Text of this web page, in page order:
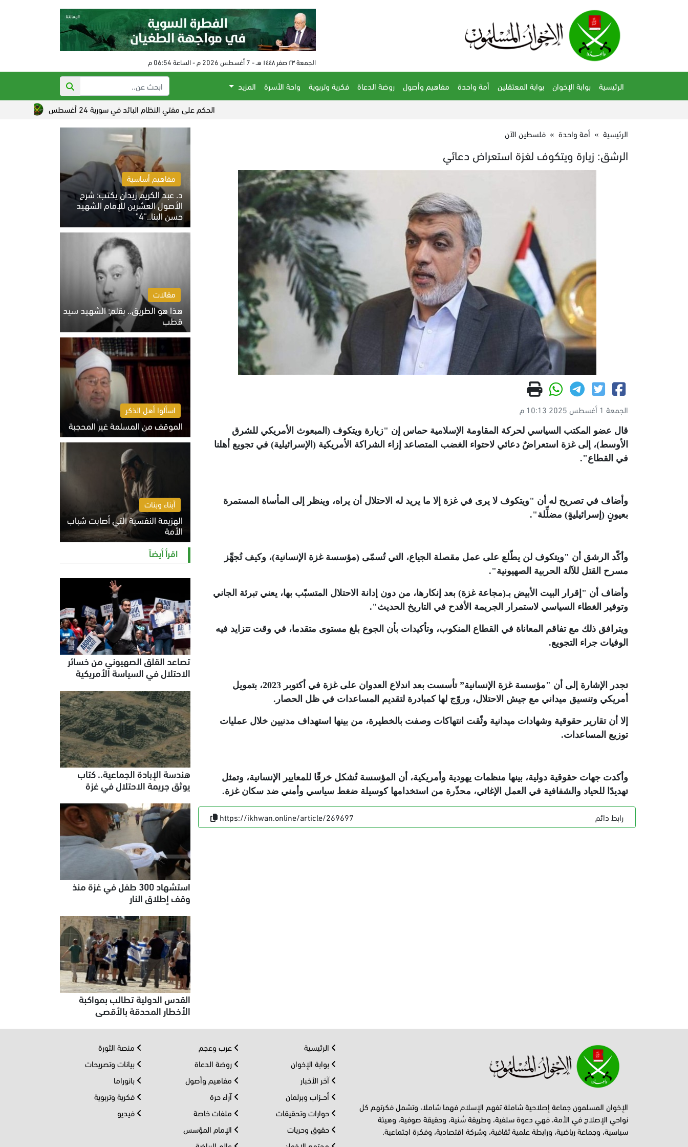
الجمعة ٢٣ صفر ١٤٤٨ هـ - 7 أغسطس 2026 م - الساعة 06:54 م
الرئيسية بوابة الإخوان بوابة المعتقلين أمة واحدة مفاهيم وأصول روضة الدعاة فكرية وتربوية واحة الأسرة
المزيد
الحكم على مفتي النظام البائد في سورية 24 أغسطس
تصاعد القلق
الرئيسية » أمة واحدة » فلسطين الآن
الرشق: زيارة ويتكوف لغزة استعراض دعائي
الجمعة 1 أغسطس 2025 10:13 م
قال عضو المكتب السياسي لحركة المقاومة الإسلامية حماس إن "زيارة ويتكوف (المبعوث الأمريكي للشرق
الأوسط)، إلى غزة استعراضٌ دعائي لاحتواء الغضب المتصاعد إزاء الشراكة الأمريكية (الإسرائيلية) في تجويع أهلنا
في القطاع".
وأضاف في تصريح له أن "ويتكوف لا يرى في غزة إلا ما يريد له الاحتلال أن يراه، وينظر إلى المأساة المستمرة
بعيونٍ (إسرائيليةٍ) مضلِّلة".
وأكّد الرشق أن "ويتكوف لن يطّلع على عمل مقصلة الجياع، التي تُسمّى (مؤسسة غزة الإنسانية)، وكيف تُجهِّز
مسرح القتل للآلة الحربية الصهيونية".
وأضاف أن "إقرار البيت الأبيض بـ(مجاعة غزة) بعد إنكارها، من دون إدانة الاحتلال المتسبّب بها، يعني تبرئة الجاني
وتوفير الغطاء السياسي لاستمرار الجريمة الأفدح في التاريخ الحديث".
ويترافق ذلك مع تفاقم المعاناة في القطاع المنكوب، وتأكيدات بأن الجوع بلغ مستوى متقدما، في وقت تتزايد فيه
الوفيات جراء التجويع.
تجدر الإشارة إلى أن "مؤسسة غزة الإنسانية” تأسست بعد اندلاع العدوان على غزة في أكتوبر 2023، بتمويل
أمريكي وتنسيق ميداني مع جيش الاحتلال، وروّج لها كمبادرة لتقديم المساعدات في ظل الحصار .
إلا أن تقارير حقوقية وشهادات ميدانية وثّقت انتهاكات وصفت بالخطيرة، من بينها استهداف مدنيين خلال عمليات
توزيع المساعدات.
وأكدت جهات حقوقية دولية، بينها منظمات يهودية وأمريكية، أن المؤسسة تُشكل خرقًا للمعايير الإنسانية، وتمثل
تهديدًا للحياد والشفافية في العمل الإغاثي، محذّرة من استخدامها كوسيلة ضغط سياسي وأمني ضد سكان غزة.
رابط دائم https://ikhwan.online/article/269697
مفاهيم أساسية
د. عبد الكريم زيدان يكتب: شرح
الأصول العشرين للإمام الشهيد
حسن البنا.."4"
الخميس 6 أغسطس 2026 10:27 ص
مقالات
هذا هو الطريق.. بقلم: الشهيد سيد
قطب
الخميس 6 أغسطس 2026 10:52 ص
اسألوا أهل الذكر
الموقف من المسلمة غير المحجبة
الخميس 6 أغسطس 2026 10:45 ص
أبناء وبنات
الهزيمة النفسية التي أصابت شباب
الأمة
الخميس 6 أغسطس 2026 11:12 ص
اقرأ أيضاً
تصاعد القلق الصهيوني من خسائر
الاحتلال في السياسة الأمريكية
هندسة الإبادة الجماعية.. كتاب
يوثق جريمة الاحتلال في غزة
استشهاد 300 طفل في غزة منذ
وقف إطلاق النار
القدس الدولية تطالب بمواكبة
الأخطار المحدقة بالأقصى
الإخوان المسلمون جماعة إصلاحية شاملة تفهم الإسلام فهما شاملا، وتشمل فكرتهم كل
نواحي الإصلاح في الأمة، فهي دعوة سلفية، وطريقة سُنية، وحقيقة صوفية، وهيئة
سياسية، وجماعة رياضية، ورابطة علمية ثقافية، وشركة اقتصادية، وفكرة اجتماعية.
الرئيسية
بوابة الإخوان
آخر الأخبار
أحــزاب وبرلمان
حوارات وتحقيقات
حقوق وحريات
عرب وعجم
روضة الدعاة
مفاهيم وأصول
آراء حرة
ملفات خاصة
الإمام المؤسس
منصة الثورة
بيانات وتصريحات
بانوراما
فكرية وتربوية
فيديو